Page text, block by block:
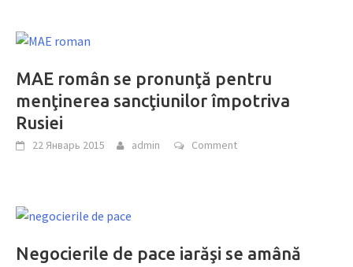
MAE român se pronunţă pentru
menţinerea sancţiunilor împotriva
Rusiei
22 Январь 2015 admin Comment
Negocierile de pace iarăşi se amână